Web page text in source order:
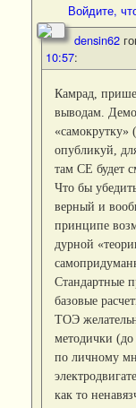
Войдите,
densin62
10:57:
Камрад,
выводам.
«самокрутку»
опубликуй,
там СЕ будет
Что бы
верный и
принципе
дурной
Стандартные
базовые
ТОЭ
методички (до
по личному
как то